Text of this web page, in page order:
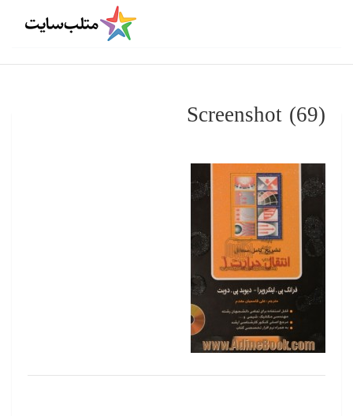
Screenshot (69)